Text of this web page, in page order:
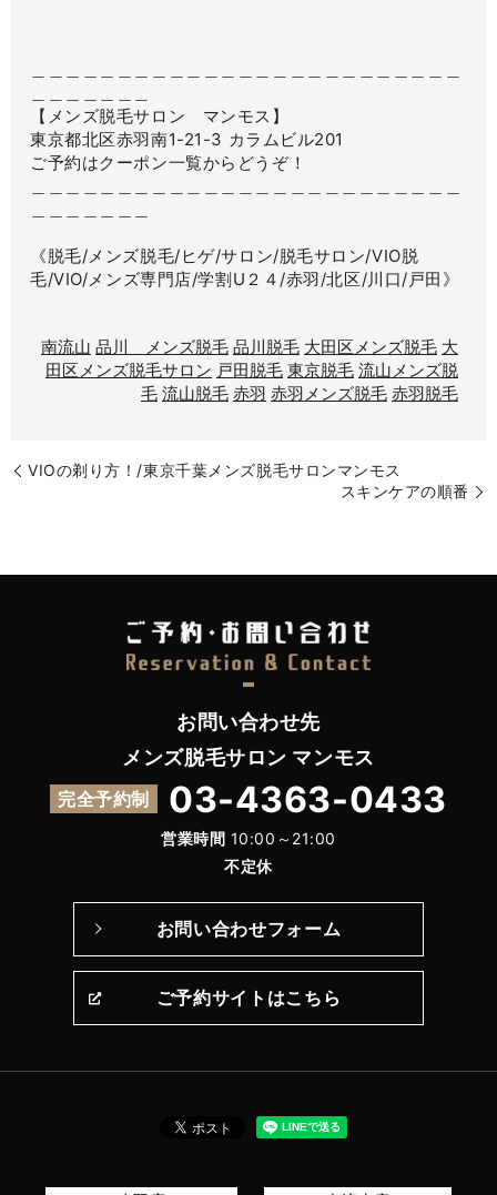
【メンズ脱毛サロン マンモス】
東京都北区赤羽南1-21-3 カラムビル201
ご予約はクーポン一覧からどうぞ！
《脱毛/メンズ脱毛/ヒゲ/サロン/脱毛サロン/VIO脱
毛/VIO/メンズ専門店/学割U２４/赤羽/北区/川口/戸田》
南流山 品川 メンズ脱毛 品川脱毛 大田区メンズ脱毛 大
田区メンズ脱毛サロン 戸田脱毛 東京脱毛 流山メンズ脱
毛 流山脱毛 赤羽 赤羽メンズ脱毛 赤羽脱毛
VIOの剃り方！/東京千葉メンズ脱毛サロンマンモス
スキンケアの順番
お問い合わせ先
メンズ脱毛サロン マンモス
完全予約制 03-4363-0433
営業時間 10:00～21:00
不定休
お問い合わせフォーム
ご予約サイトはこちら